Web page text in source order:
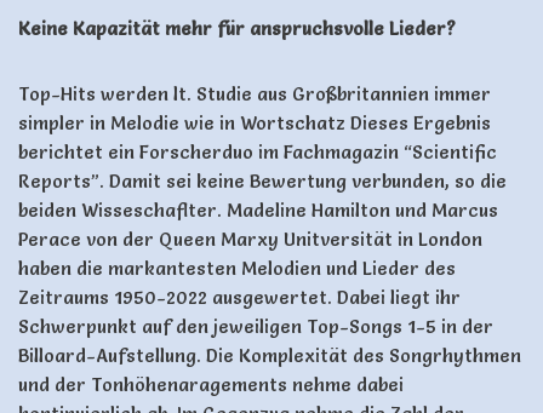
Keine Kapazität mehr für anspruchsvolle Lieder?
Top-Hits werden lt. Studie aus Großbritannien immer
simpler in Melodie wie in Wortschatz Dieses Ergebnis
berichtet ein Forscherduo im Fachmagazin “Scientific
Reports”. Damit sei keine Bewertung verbunden, so die
beiden Wisseschaflter. Madeline Hamilton und Marcus
Perace von der Queen Marxy Unitversität in London
haben die markantesten Melodien und Lieder des
Zeitraums 1950-2022 ausgewertet. Dabei liegt ihr
Schwerpunkt auf den jeweiligen Top-Songs 1-5 in der
Billoard-Aufstellung. Die Komplexität des Songrhythmen
und der Tonhöhenaragements nehme dabei